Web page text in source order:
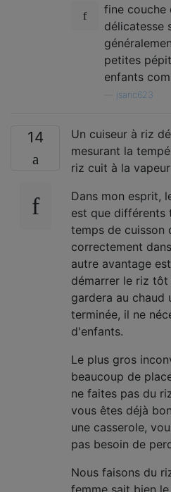
fine couche
délicatesse
petites
enfants
jsanc623
14
Un cuiseur à riz
mesurant la
riz cuit à la
Dans mon esprit,
est que différents
temps de cuisson
correctement
autre avantage
démarrer le riz
gardera au chaud
terminée, il ne
d'enfants.
Le plus gros
beaucoup de
ne faites pas du
vous êtes déjà
une casserole,
pas besoin de
Nous faisons du
femme sait bien